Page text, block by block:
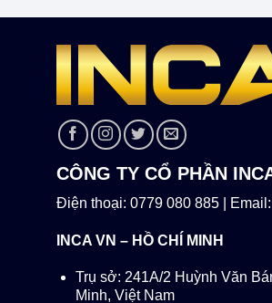
CÔNG TY CỔ PHẦN
Điện thoại: 0779 080 885 |
INCA VN – HỒ CHÍ MINH
Trụ sở: 241A/2 Huỳnh Văn
Minh, Việt Nam